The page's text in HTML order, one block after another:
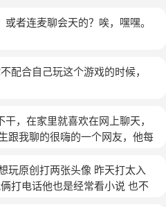
者连麦聊会天的？唉，嘿嘿。
配合自己玩这个游戏的时候，
，在家里就喜欢在网上聊天，
跟我聊的很嗨的一个网友，他每
己的空间，我要不回她的话，她
样的话，给我的压力很大，我真
玩原创打两张头像 昨天打太入
打电话他也是经常看小说 也不